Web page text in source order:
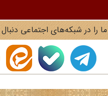
ما را در شبکه‌های اجتماعی دنبال